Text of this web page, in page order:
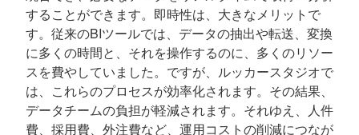
することができます。即時性は、大きなメリットで
す。従来のBIツールでは、データの抽出や転送、変換
に多くの時間と、それを操作するのに、多くのリソー
スを費やしていました。ですが、ルッカースタジオで
は、これらのプロセスが効率化されます。その結果、
データチームの負担が軽減されます。それゆえ、人件
費、採用費、外注費など、運用コストの削減につなが